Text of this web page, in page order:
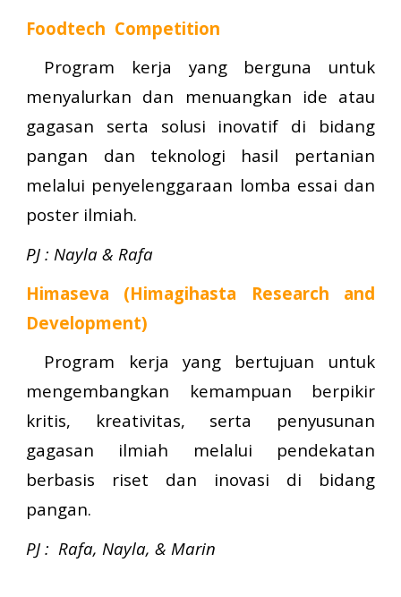
Foodtech Competition
Program kerja yang berguna untuk
menyalurkan dan menuangkan ide atau
gagasan serta solusi inovatif di bidang
pangan dan teknologi hasil pertanian
melalui penyelenggaraan lomba essai dan
poster ilmiah.
PJ : Nayla & Rafa
Himaseva (Himagihasta Research and
Development)
Program kerja yang bertujuan untuk
mengembangkan kemampuan berpikir
kritis, kreativitas, serta penyusunan
gagasan ilmiah melalui pendekatan
berbasis riset dan inovasi di bidang
pangan.
PJ : Rafa, Nayla, & Marin